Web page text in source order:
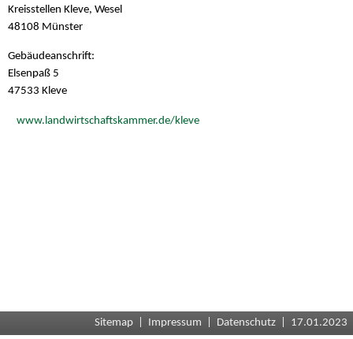
Kreisstellen Kleve, Wesel
48108 Münster
Gebäudeanschrift:
Elsenpaß 5
47533 Kleve
www.landwirtschaftskammer.de/kleve
Sitemap Impressum Datenschutz | 17.01.2023